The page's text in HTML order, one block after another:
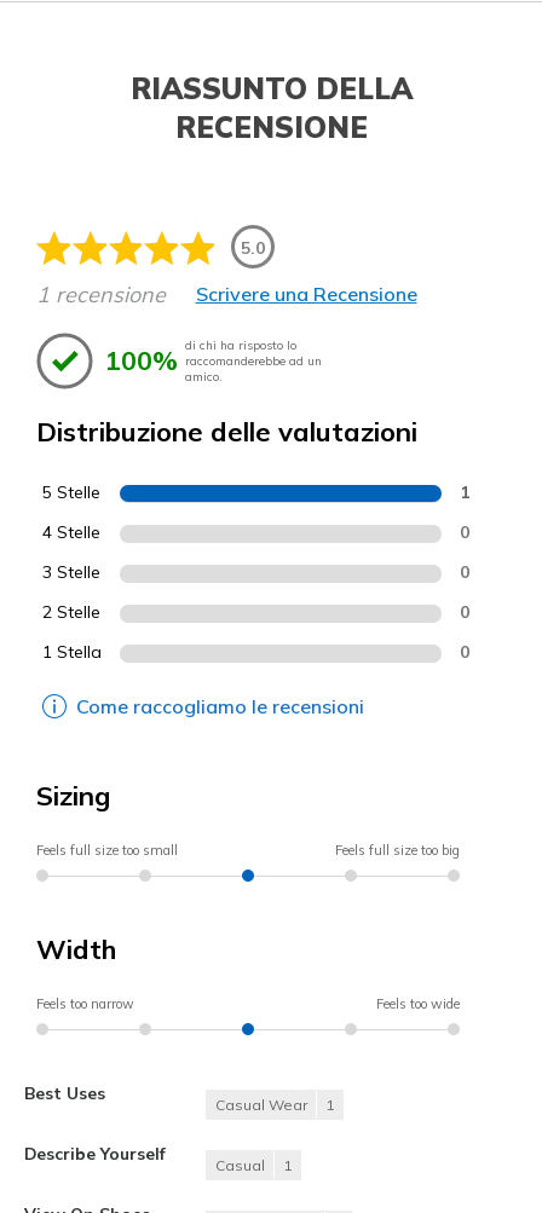
RIASSUNTO DELLA
RECENSIONE
5.0
1 recensione Scrivere una Recensione
100% di chi ha risposto lo
raccomanderebbe ad un
amico.
Distribuzione delle valutazioni
5 Stelle 1
4 Stelle 0
3 Stelle 0
2 Stelle 0
1 Stella 0
Come raccogliamo le recensioni
Sizing
Feels full size too small Feels full size too big
Width
Feels too narrow Feels too wide
Best Uses
Casual Wear 1
Describe Yourself
Casual 1